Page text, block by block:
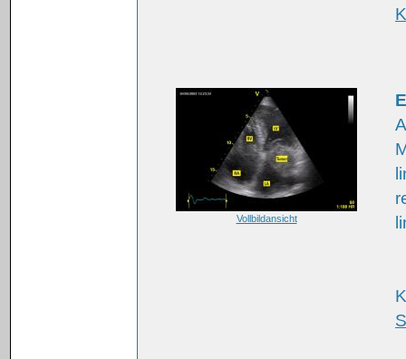
Vollbildansicht